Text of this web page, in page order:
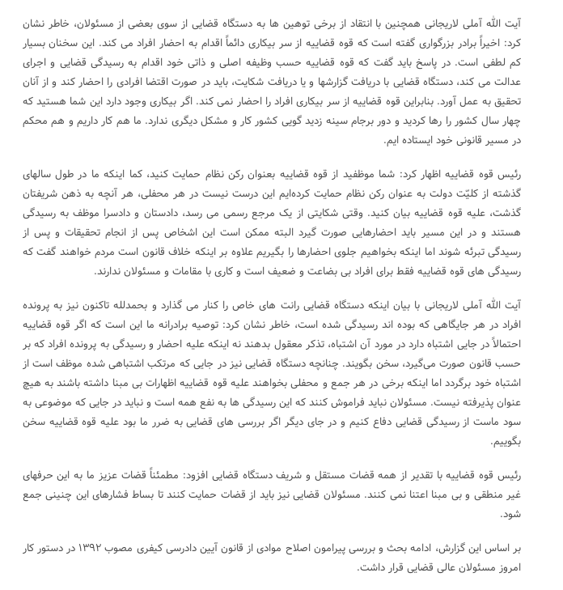
آیت الله آملی لاریجانی همچنین با انتقاد از برخی توهین ها به دستگاه قضایی از سوی بعضی از مسئولان، خاطر نشان
کرد: اخیراً برادر بزرگواری گفته است که قوه قضاییه از سر بیکاری دائماً اقدام به احضار افراد می کند. این سخنان بسیار
کم لطفی است. در پاسخ باید گفت که قوه قضاییه حسب وظیفه اصلی و ذاتی خود اقدام به رسیدگی قضایی و اجرای
عدالت می کند، دستگاه قضایی با دریافت گزارشها و یا دریافت شکایت، باید در صورت اقتضا افرادی را احضار کند و از آنان
تحقیق به عمل آورد. بنابراین قوه قضاییه از سر بیکاری افراد را احضار نمی کند. اگر بیکاری وجود دارد این شما هستید که
چهار سال کشور را رها کردید و دور برجام سینه زدید گویی کشور کار و مشکل دیگری ندارد. ما هم کار داریم و هم محکم
در مسیر قانونی خود ایستاده ایم.
رئیس قوه قضاییه اظهار کرد: شما موظفید از قوه قضاییه بعنوان رکن نظام حمایت کنید، کما اینکه ما در طول سالهای
گذشته از کلیّت دولت به عنوان رکن نظام حمایت کرده‌ایم این درست نیست در هر محفلی، هر آنچه به ذهن شریفتان
گذشت، علیه قوه قضاییه بیان کنید. وقتی شکایتی از یک مرجع رسمی می رسد، دادستان و دادسرا موظف به رسیدگی
هستند و در این مسیر باید احضارهایی صورت گیرد البته ممکن است این اشخاص پس از انجام تحقیقات و پس از
رسیدگی تبرئه شوند اما اینکه بخواهیم جلوی احضارها را بگیریم علاوه بر اینکه خلاف قانون است مردم خواهند گفت که
رسیدگی های قوه قضاییه فقط برای افراد بی بضاعت و ضعیف است و کاری با مقامات و مسئولان ندارند.
آیت الله آملی لاریجانی با بیان اینکه دستگاه قضایی رانت های خاص را کنار می گذارد و بحمدلله تاکنون نیز به پرونده
افراد در هر جایگاهی که بوده اند رسیدگی شده است، خاطر نشان کرد: توصیه برادرانه ما این است که اگر قوه قضاییه
احتمالاً در جایی اشتباه دارد در مورد آن اشتباه، تذکر معقول بدهند نه اینکه علیه احضار و رسیدگی به پرونده افراد که بر
حسب قانون صورت می‌گیرد، سخن بگویند. چنانچه دستگاه قضایی نیز در جایی که مرتکب اشتباهی شده موظف است از
اشتباه خود برگردد اما اینکه برخی در هر جمع و محفلی بخواهند علیه قوه قضاییه اظهارات بی مبنا داشته باشند به هیچ
عنوان پذیرفته نیست. مسئولان نباید فراموش کنند که این رسیدگی ها به نفع همه است و نباید در جایی که موضوعی به
سود ماست از رسیدگی قضایی دفاع کنیم و در جای دیگر اگر بررسی های قضایی به ضرر ما بود علیه قوه قضاییه سخن
بگوییم.
رئیس قوه قضاییه با تقدیر از همه قضات مستقل و شریف دستگاه قضایی افزود: مطمئناً قضات عزیز ما به این حرفهای
غیر منطقی و بی مبنا اعتنا نمی کنند. مسئولان قضایی نیز باید از قضات حمایت کنند تا بساط فشارهای این چنینی جمع
شود.
بر اساس این گزارش، ادامه بحث و بررسی پیرامون اصلاح موادی از قانون آیین دادرسی کیفری مصوب ۱۳۹۲ در دستور کار
امروز مسئولان عالی قضایی قرار داشت.